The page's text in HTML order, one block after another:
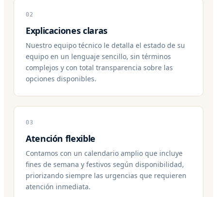
02
Explicaciones claras
Nuestro equipo técnico le detalla el estado de su
equipo en un lenguaje sencillo, sin términos
complejos y con total transparencia sobre las
opciones disponibles.
03
Atención flexible
Contamos con un calendario amplio que incluye
fines de semana y festivos según disponibilidad,
priorizando siempre las urgencias que requieren
atención inmediata.